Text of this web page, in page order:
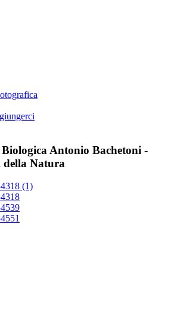
Antonio Bachetoni -
Natura